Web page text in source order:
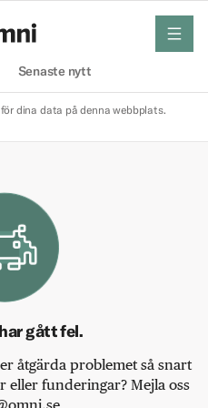
Senaste nytt
meny
dina data på denna webbplats.
gått fel.
åtgärda problemet så snart
funderingar? Mejla oss